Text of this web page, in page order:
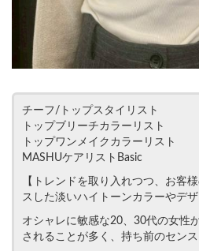
チーフ/トップスタイリスト
トップブリーチカラーリスト
トップワンメイクカラーリスト
MASHUケアリストBasic
【トレンドを取り入れつつ、お客
スした淡いハイトーンカラーやデ
オシャレに敏感な20、30代の女性
されることが多く、持ち前のセン